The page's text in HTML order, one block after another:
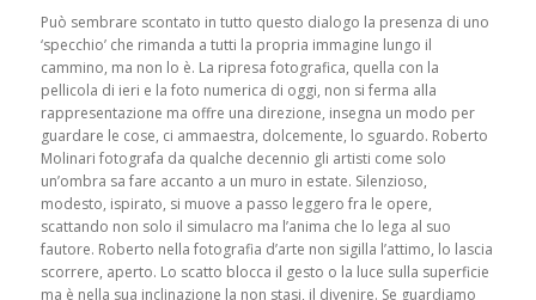
Può sembrare scontato in tutto questo dialogo la presenza di uno
‘specchio’ che rimanda a tutti la propria immagine lungo il
cammino, ma non lo è. La ripresa fotografica, quella con la
pellicola di ieri e la foto numerica di oggi, non si ferma alla
rappresentazione ma offre una direzione, insegna un modo per
guardare le cose, ci ammaestra, dolcemente, lo sguardo. Roberto
Molinari fotografa da qualche decennio gli artisti come solo
un’ombra sa fare accanto a un muro in estate. Silenzioso,
modesto, ispirato, si muove a passo leggero fra le opere,
scattando non solo il simulacro ma l’anima che lo lega al suo
fautore. Roberto nella fotografia d’arte non sigilla l’attimo, lo lascia
scorrere, aperto. Lo scatto blocca il gesto o la luce sulla superficie
ma è nella sua inclinazione la non stasi, il divenire. Se guardiamo